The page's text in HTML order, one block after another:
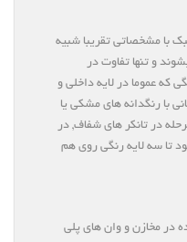
با مشخصاتی تقریبا شبیه
و تنها تفاوت در
که عموما در لایه داخلی و
با رنگدانه های مشکی یا
در تانکر های شفاف, در
تا سه لایه رنگی روی هم
در مخازن و وان های پلی